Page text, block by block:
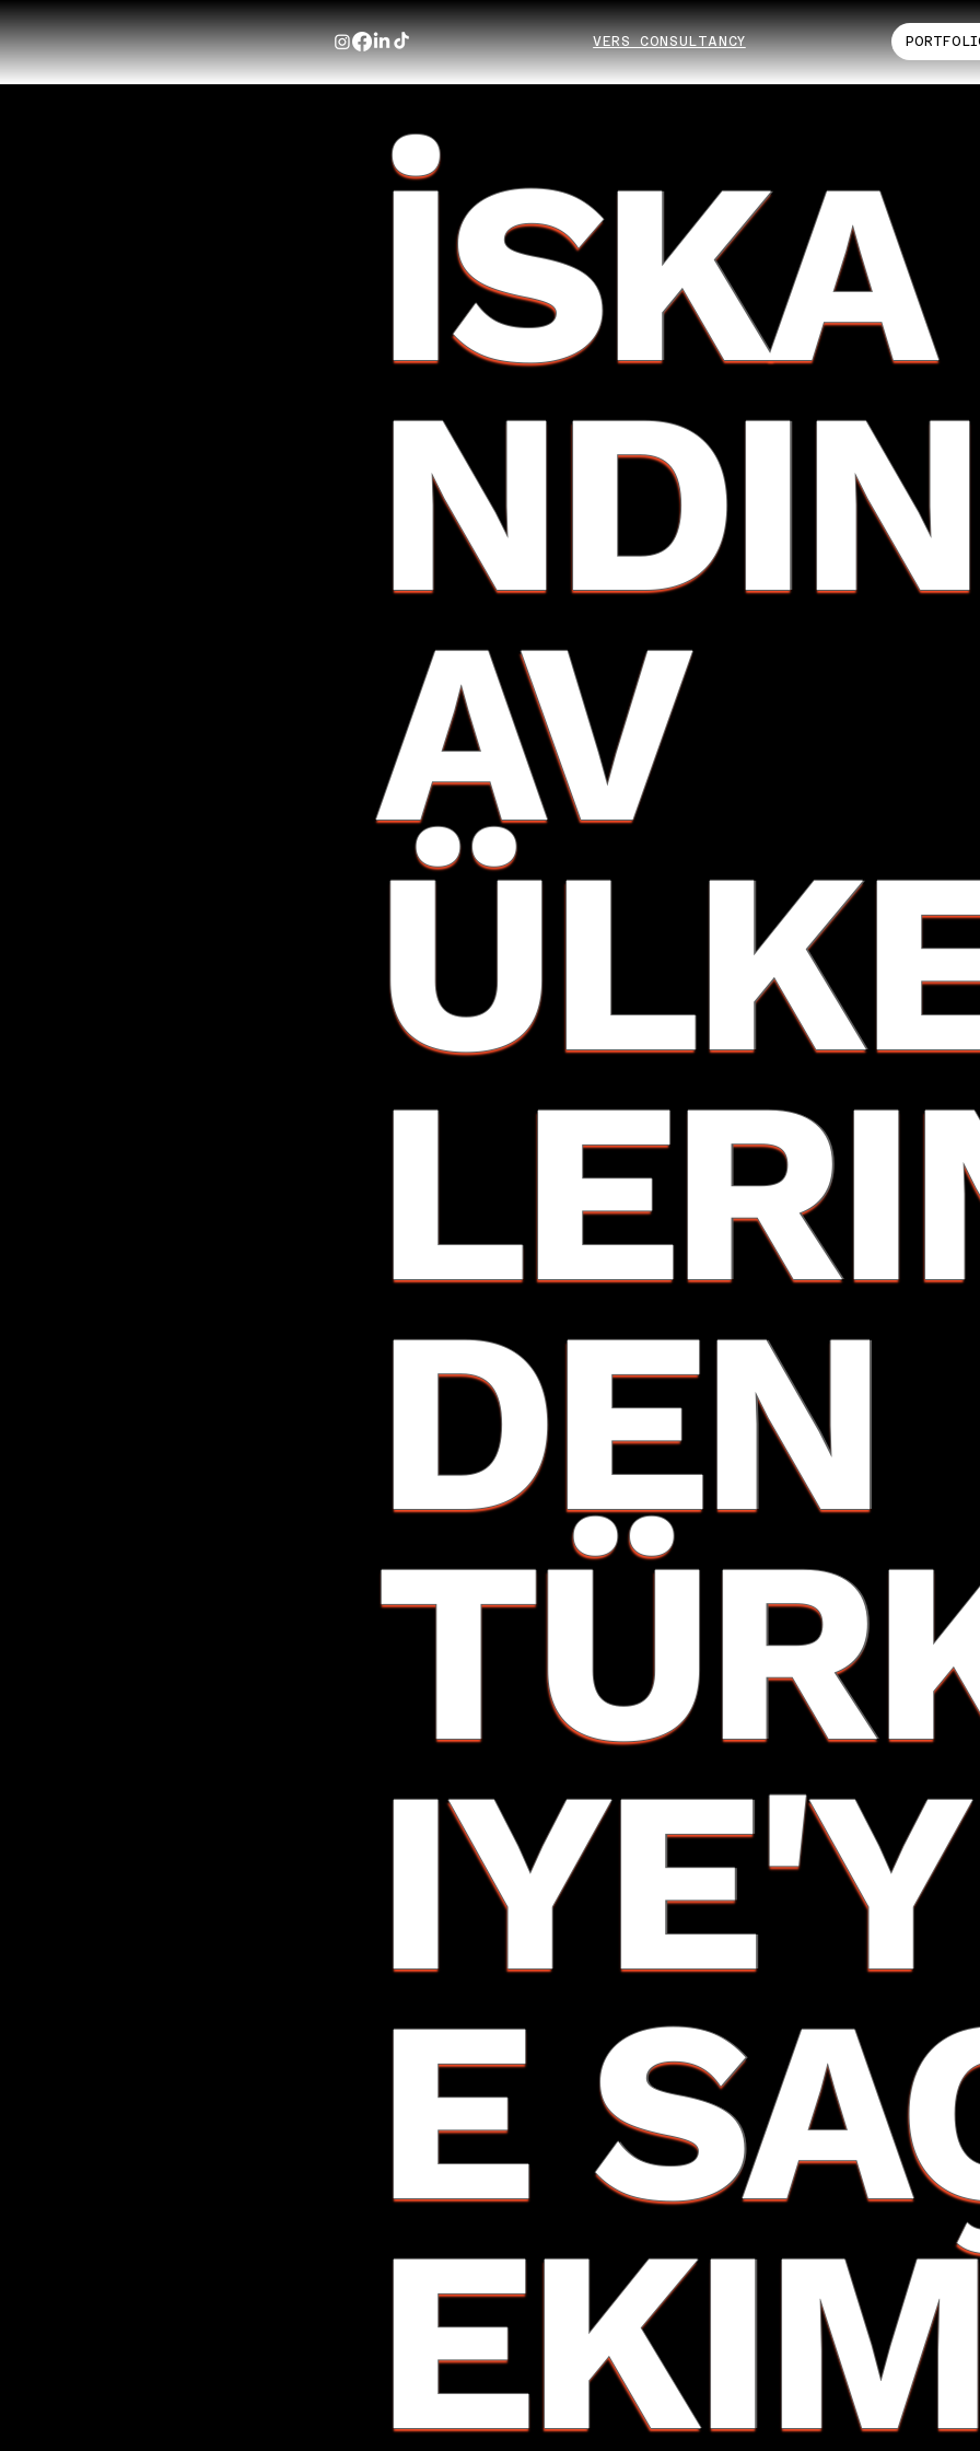
VERS CONSULTANCY
İSKA
NDIN
AV
DEN
IYE'Y
E